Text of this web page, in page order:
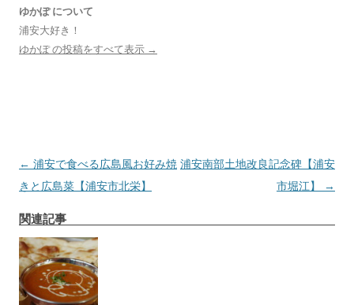
ゆかぽ について
浦安大好き！
ゆかぽ の投稿をすべて表示 →
投
稿
ビ
ゲ
ー
シ
← 浦安で食べる広島風お好み焼
きと広島菜【浦安市北栄】
浦安南部土地改良記念碑【浦安
市堀江】
→
関連記事